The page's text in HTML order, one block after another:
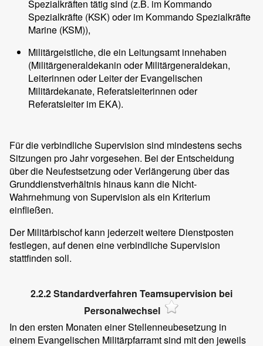
Spezialkräften tätig sind (z.B. im Kommando
Spezialkräfte (KSK) oder im Kommando Spezialkräfte
Marine (KSM)),
Militärgeistliche, die ein Leitungsamt innehaben
(Militärgeneraldekanin oder Militärgeneraldekan,
Leiterinnen oder Leiter der Evangelischen
Militärdekanate, Referatsleiterinnen oder
Referatsleiter im EKA).
Für die verbindliche Supervision sind mindestens sechs
Sitzungen pro Jahr vorgesehen. Bei der Entscheidung
über die Neufestsetzung oder Verlängerung über das
Grunddienstverhältnis hinaus kann die Nicht-
Wahrnehmung von Supervision als ein Kriterium
einfließen.
Der Militärbischof kann jederzeit weitere Dienstposten
festlegen, auf denen eine verbindliche Supervision
stattfinden soll.
2.2.2 Standardverfahren Teamsupervision bei
Personalwechsel
In den ersten Monaten einer Stellenneubesetzung in
einem Evangelischen Militärpfarramt sind mit den jeweils